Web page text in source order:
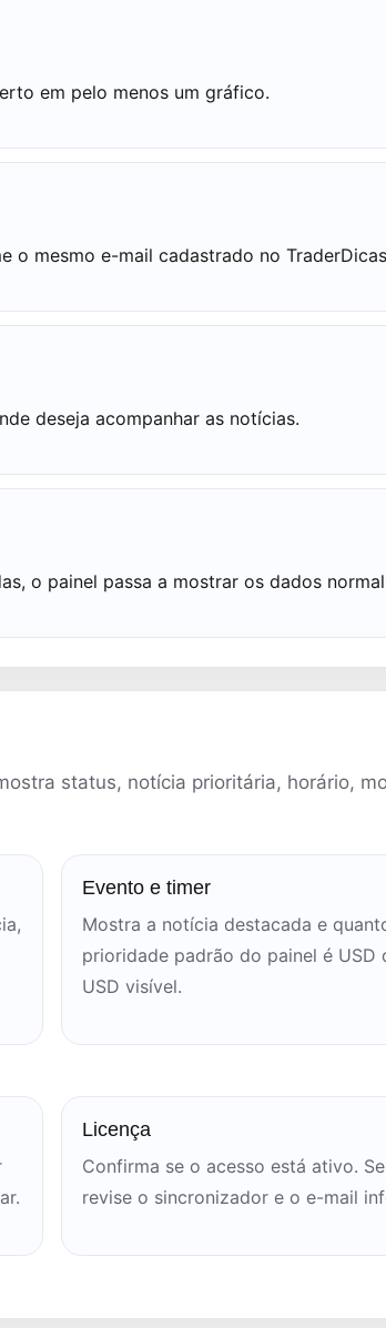
em pelo menos um gráfico.
o mesmo e-mail cadastrado no
deseja acompanhar as notícias.
o painel passa a mostrar os dados
status, notícia prioritária, horário,
Evento e timer
Mostra a notícia destacada e
prioridade padrão do painel é USD
USD visível.
Licença
Confirma se o acesso está ativo.
revise o sincronizador e o e-mail